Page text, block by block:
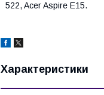
522, Acer Aspire E15.
Характеристики